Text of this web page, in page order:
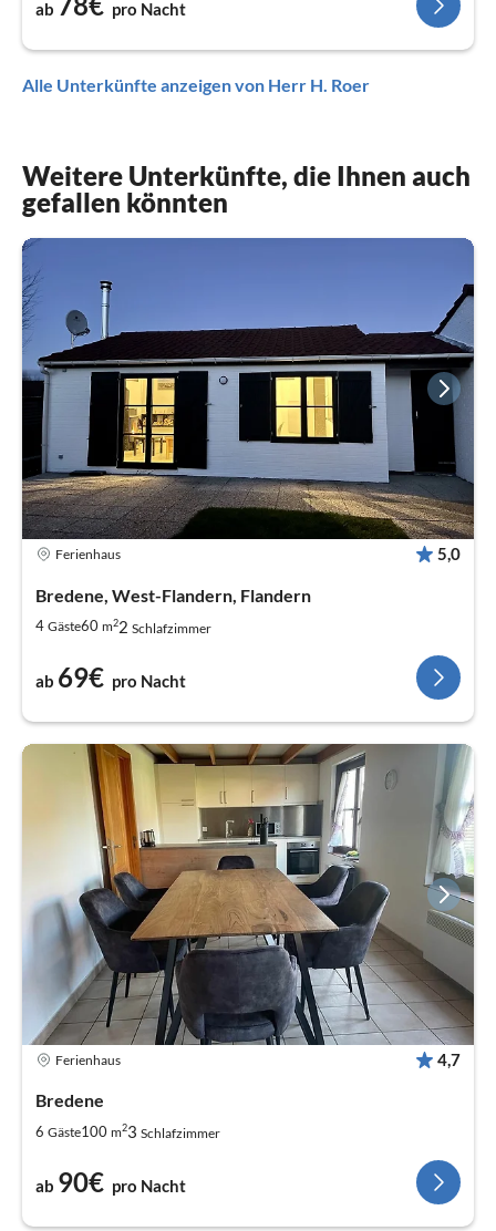
ab pro Nacht
Alle Unterkünfte anzeigen von Herr H. Roer
Weitere Unterkünfte, die Ihnen auch
gefallen könnten
Ferienhaus 5,0
Bredene, West-Flandern, Flandern
4 Gäste60 m22 Schlafzimmer
ab 69€ pro Nacht
Ferienhaus 4,7
Bredene
6 Gäste100 m23 Schlafzimmer
ab 90€ pro Nacht